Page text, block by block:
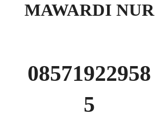
MAWARDI NUR
08571922958
5